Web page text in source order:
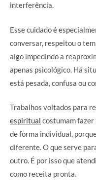
interferência.
Esse cuidado é
conversar, respeitou o
algo impedindo a
apenas psicológico. Há
está pesada, confusa ou
Trabalhos voltados para
espiritual costumam fazer
de forma individual,
diferente. O que serve
outro. É por isso que
como receita pronta.